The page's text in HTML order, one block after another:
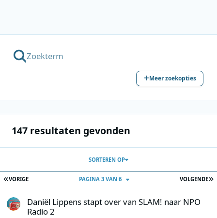
Meer zoekopties
147 resultaten gevonden
EERSTE PAGINA
VORIGE VOLGENDE
PAGINA 3 VAN 6
SORTEREN OP
Daniël Lippens stapt over van SLAM! naar NPO
Radio 2